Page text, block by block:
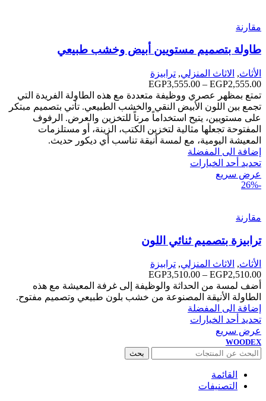
مقارنة
طاولة بتصميم مستويين أبيض وخشب طبيعي
الأثاث, الاثاث المنزلي, ترابيزة
EGP2,555.00
–
EGP3,555.00
نطاق
السعر:
من
خلال
تمتع بمظهر عصري ووظيفة متعددة مع هذه الطاولة الفريدة التي
تجمع بين اللون الأبيض النقي والخشب الطبيعي. تأتي بتصميم مبتكر
على مستويين، يتيح استخداماً مرناً للتخزين والعرض. الرفوف
المفتوحة تجعلها مثالية لتخزين الكتب، الزينة، أو مستلزمات
المعيشة اليومية، مع لمسة أنيقة تناسب أي ديكور حديث.
إضافة الى المفضلة
تحديد أحد الخيارات
عرض سريع
-26%
مقارنة
ترابيزة بتصميم ثنائي اللون
الأثاث, الاثاث المنزلي, ترابيزة
EGP2,510.00
–
EGP3,510.00
نطاق
السعر:
من
أضف لمسة من الحداثة والوظيفة إلى غرفة المعيشة مع هذه
الطاولة الأنيقة المصنوعة من خشب بلون طبيعي وتصميم مفتوح.
إضافة الى المفضلة
تحديد أحد الخيارات
عرض سريع
WOODEX
بحث
القائمة
التصنيفات